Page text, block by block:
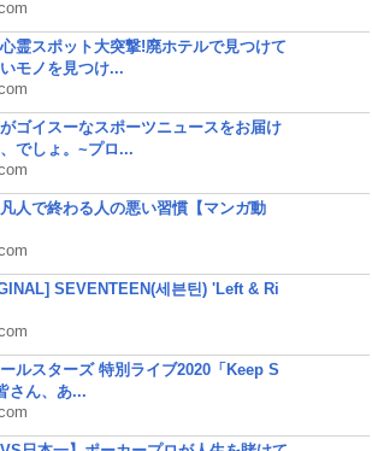
霊スポット大突撃!廃ホテルで見つけて
モノを見つけ...
ゴイスーなスポーツニュースをお届け
でしょ。~プロ...
凡人で終わる人の悪い習慣【マンガ動
SEVENTEEN(세븐틴) 'Left & Ri
ルスターズ 特別ライブ2020「Keep S
さん、あ...